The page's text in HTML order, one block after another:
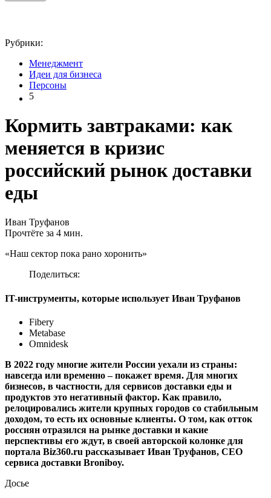
Рубрики:
Менеджмент
Идеи для бизнеса
Персоны
5
Кормить завтраками: как
меняется в кризис
российский рынок доставки
еды
Иван Труфанов
Прочтёте за 4 мин.
«Наш сектор пока рано хоронить»
Поделиться:
IT-инструменты, которые использует Иван Труфанов
Fibery
Metabase
Omnidesk
В 2022 году многие жители России уехали из страны:
навсегда или временно – покажет время. Для многих
бизнесов, в частности, для сервисов доставки еды и
продуктов это негативный фактор. Как правило,
релоцировались жители крупных городов со стабильным
доходом, то есть их основные клиенты. О том, как отток
россиян отразился на рынке доставки и какие
перспективы его ждут, в своей авторской колонке для
портала Biz360.ru рассказывает Иван Труфанов, CEO
сервиса доставки Broniboy.
Досье